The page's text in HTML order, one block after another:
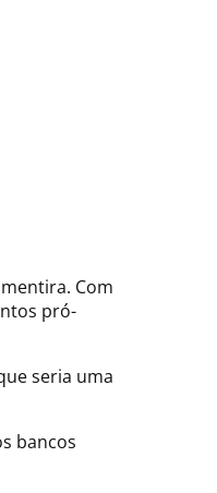
Com
pró-
seria uma
bancos